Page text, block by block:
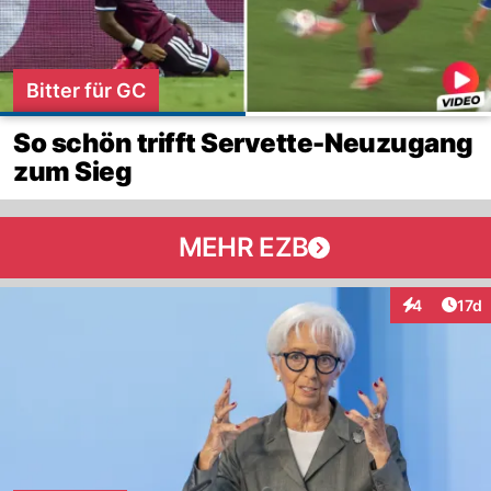
Bitter für GC
So schön trifft Servette-Neuzugang
zum Sieg
MEHR EZB
4 17d